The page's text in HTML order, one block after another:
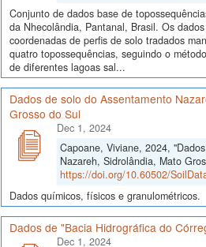
Conjunto de dados base de
da Nhecolândia, Pantanal, Brasil. Os
coordenadas de perfis de solo tradados
quatro topossequências, seguindo o
de diferentes lagoas sal...
Dados de solo do Assentamento
Grosso do Sul
Dec 1, 2024
Capoane, Viviane, 2024,
Nazareh, Sidrolândia, Mato
https://doi.org/10.60502/
Dados químicos, físicos e granulométricos.
Dados de "Bacia Hidrográfica do
Dec 1, 2024